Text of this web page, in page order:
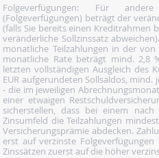
Folgeverfügungen: Für
(Folgeverfügungen) beträgt der
(falls Sie bereits einen Kreditrahmen
veränderliche Sollzinssatz
monatliche Teilzahlungen in der
monatliche Rate beträgt mind. 2,8
letzten vollständigen Ausgleich des
EUR aufgerundeten Sollsaldos, mind.
- die im jeweiligen
einer etwaigen
sicherstellen, dass bei einem nach
Zinsumfeld die Teilzahlungen
Versicherungsprämie abdecken.
erst auf verzinste
Zinssätzen zuerst auf die höher